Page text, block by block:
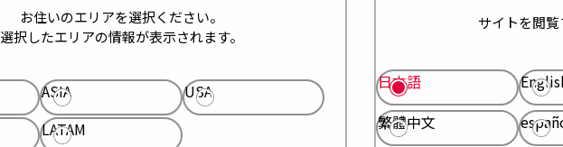
お住いのエリアを選択ください。
選択したエリアの情報が表示されます。
ASIA
USA
LATAM
サイトを閲覧
日本語
繁體中文